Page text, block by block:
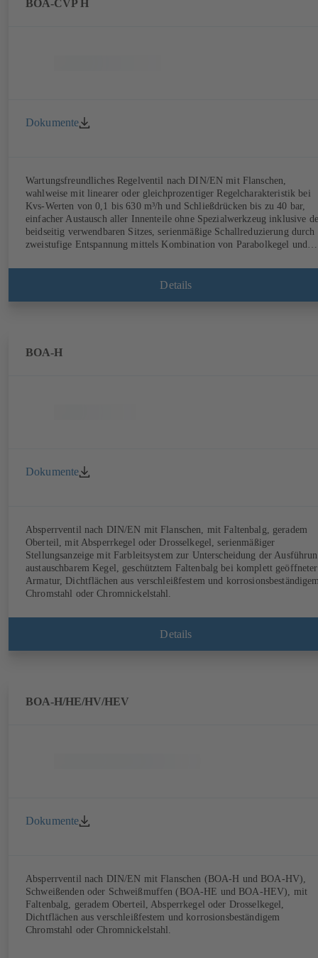
BOA-CVP H
Dokumente
Wartungsfreundliches Regelventil nach DIN/EN mit Flanschen,
wahlweise mit linearer oder gleichprozentiger Regelcharakteristik bei
Kvs-Werten von 0,1 bis 630 m³/h und Schließdrücken bis zu 40 bar,
einfacher Austausch aller Innenteile ohne Spezialwerkzeug inklusive
beidseitig verwendbaren Sitzes, serienmäßige Schallreduzierung durch
zweistufige Entspannung mittels Kombination von Parabolkegel und
Details
BOA-H
Dokumente
Absperrventil nach DIN/EN mit Flanschen, mit Faltenbalg, geradem
Oberteil, mit Absperrkegel oder Drosselkegel, serienmäßiger
Stellungsanzeige mit Farbleitsystem zur Unterscheidung der
austauschbarem Kegel, geschütztem Faltenbalg bei komplett geöffneter
Armatur, Dichtflächen aus verschleißfestem und
Chromstahl oder Chromnickelstahl.
Details
BOA-H/HE/HV/HEV
Dokumente
Absperrventil nach DIN/EN mit Flanschen (BOA-H und BOA-HV),
Schweißenden oder Schweißmuffen (BOA-HE und BOA-HEV), mit
Faltenbalg, geradem Oberteil, Absperrkegel oder Drosselkegel,
Dichtflächen aus verschleißfestem und korrosionsbeständigem
Chromstahl oder Chromnickelstahl.